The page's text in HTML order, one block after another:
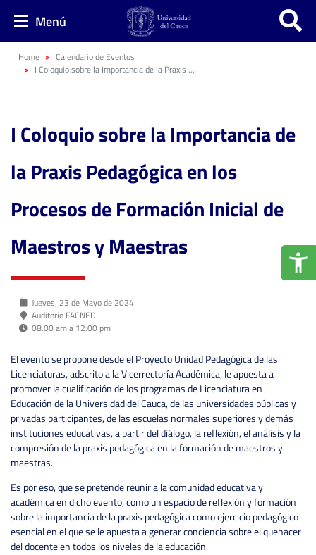
Menú
Home
Calendario de Eventos
I Coloquio sobre la Importancia de la Praxis Pedagógica en los Procesos de Formación Inicial de Maestros y Maestras
I Coloquio sobre la Importancia de
la Praxis Pedagógica en los
Procesos de Formación Inicial de
Maestros y Maestras
Jueves, 23 de Mayo de 2024
Auditorio FACNED
08:00 am a 12:00 pm
El evento se propone desde el Proyecto Unidad Pedagógica de las
Licenciaturas, adscrito a la Vicerrectoría Académica, le apuesta a
promover la cualificación de los programas de Licenciatura en
Educación de la Universidad del Cauca, de las universidades públicas y
privadas participantes, de las escuelas normales superiores y demás
instituciones educativas, a partir del diálogo, la reflexión, el análisis y la
compresión de la praxis pedagógica en la formación de maestros y
maestras.
Es por eso, que se pretende reunir a la comunidad educativa y
académica en dicho evento, como un espacio de reflexión y formación
sobre la importancia de la praxis pedagógica como ejercicio pedagógico
esencial en el que se le apuesta a generar conciencia sobre el quehacer
del docente en todos los niveles de la educación.